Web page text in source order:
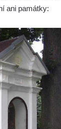
kaple – Velký
XVI. kaple – U
XV. kaple – Malý
XIV. kaple – U
XIII. kaple – U
ani památky: